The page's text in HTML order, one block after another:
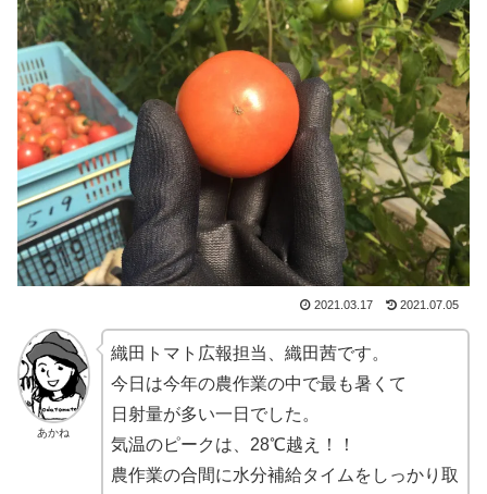
2021.03.17 2021.07.05
あかね
織田トマト広報担当、織田茜です。
今日は今年の農作業の中で最も暑くて
日射量が多い一日でした。
気温のピークは、28℃越え！！
農作業の合間に水分補給タイムをしっかり取